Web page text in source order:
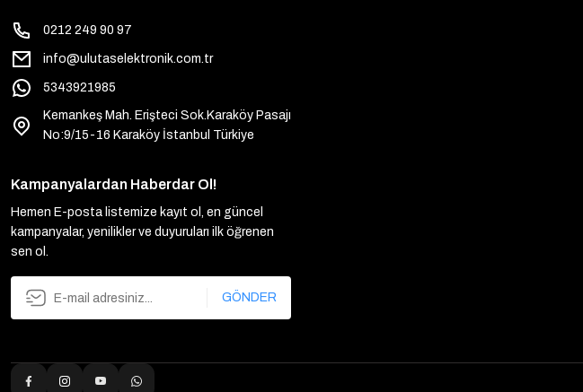
0212 249 90 97
info@ulutaselektronik.com.tr
5343921985
Kemankeş Mah. Erişteci Sok.Karaköy Pasajı
No:9/15-16 Karaköy İstanbul Türkiye
Kampanyalardan Haberdar Ol!
Hemen E-posta listemize kayıt ol, en güncel
kampanyalar, yenilikler ve duyuruları ilk öğrenen
sen ol.
GÖNDER